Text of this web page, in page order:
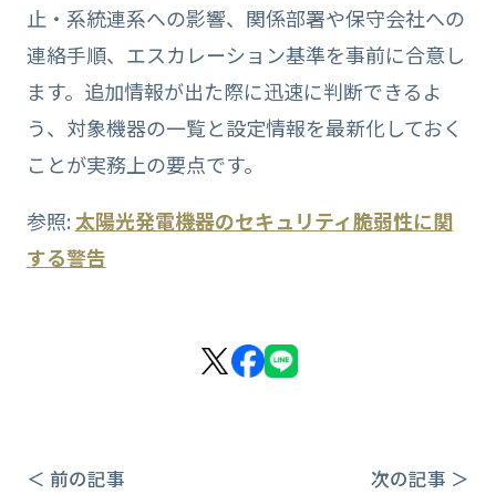
止・系統連系への影響、関係部署や保守会社への
連絡手順、エスカレーション基準を事前に合意し
ます。追加情報が出た際に迅速に判断できるよ
う、対象機器の一覧と設定情報を最新化しておく
ことが実務上の要点です。
参照:太陽光発電機器のセキュリティ脆弱性に関
する警告
＜ 前の記事 次の記事 ＞